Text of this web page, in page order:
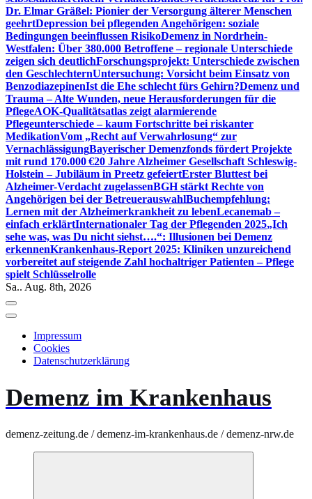
Dr. Elmar Gräßel: Pionier der Versorgung älterer Menschen
geehrtDepression bei pflegenden Angehörigen: soziale
Bedingungen beeinflussen RisikoDemenz in Nordrhein-
Westfalen: Über 380.000 Betroffene – regionale Unterschiede
zeigen sich deutlichForschungsprojekt: Unterschiede zwischen
den GeschlechternUntersuchung: Vorsicht beim Einsatz von
BenzodiazepinenIst die Ehe schlecht fürs Gehirn?Demenz und
Trauma – Alte Wunden, neue Herausforderungen für die
PflegeAOK-Qualitätsatlas zeigt alarmierende
Pflegeunterschiede – kaum Fortschritte bei riskanter
MedikationVom „Recht auf Verwahrlosung“ zur
VernachlässigungBayerischer Demenzfonds fördert Projekte
mit rund 170.000 €20 Jahre Alzheimer Gesellschaft Schleswig-
Holstein – Jubiläum in Preetz gefeiertErster Bluttest bei
Alzheimer-Verdacht zugelassenBGH stärkt Rechte von
Angehörigen bei der BetreuerauswahlBuchempfehlung:
Lernen mit der Alzheimerkrankheit zu lebenLecanemab –
einfach erklärtInternationaler Tag der Pflegenden 2025„Ich
sehe was, was Du nicht siehst….“: Illusionen bei Demenz
erkennenKrankenhaus-Report 2025: Kliniken unzureichend
vorbereitet auf steigende Zahl hochaltriger Patienten – Pflege
spielt Schlüsselrolle
Sa.. Aug. 8th, 2026
Impressum
Cookies
Datenschutzerklärung
Demenz im Krankenhaus
demenz-zeitung.de / demenz-im-krankenhaus.de / demenz-nrw.de